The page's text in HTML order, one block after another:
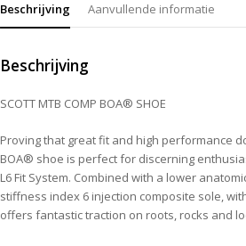
Beschrijving Aanvullende informatie
Beschrijving
SCOTT MTB COMP BOA® SHOE
Proving that great fit and high performance
BOA® shoe is perfect for discerning
L6 Fit System. Combined with a lower
stiffness index 6 injection composite sole,
offers fantastic traction on roots, rocks and